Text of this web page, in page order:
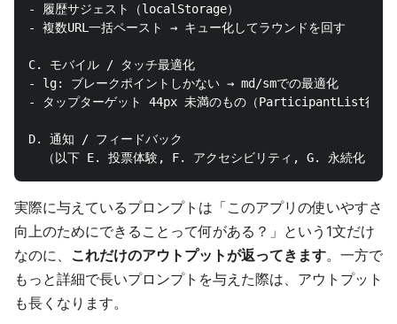
- 履歴サジェスト（localStorage）
- 複数URL一括ペースト → キュー化してラウンドを回す
C. モバイル / タッチ最適化
- lg: ブレークポイントしかない → md/smでの最適化
- タップターゲット 44px 未満のもの（ParticipantList行、
D. 通知 / フィードバック
実際に与えているプロンプトは「このアプリの使いやすさ
向上のためにできることって何がある？」という1文だけ
なのに、 これだけのアウトプットが返ってきます。一方で
もっと詳細で長いプロンプトを与えた際は、アウトプット
も長くなります。